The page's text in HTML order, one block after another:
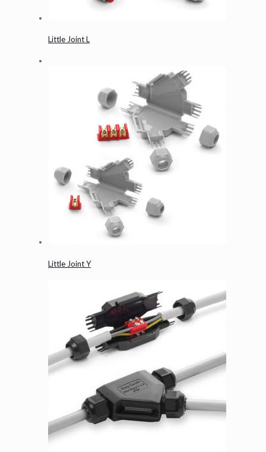
Little Joint L
Little Joint Y